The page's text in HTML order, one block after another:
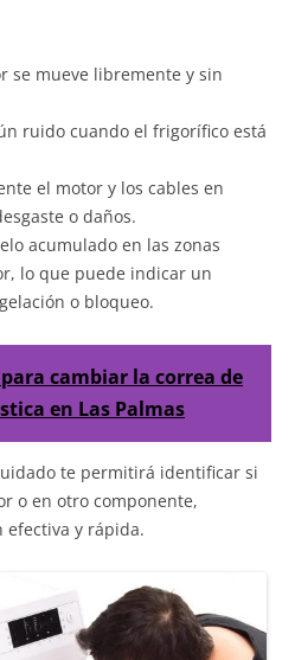
se mueve libremente y sin
ruido cuando el frigorífico está
el motor y los cables en
o daños.
acumulado en las zonas
lo que puede indicar un
o bloqueo.
cambiar la correa de
en Las Palmas
te permitirá identificar si
o en otro componente,
y rápida.